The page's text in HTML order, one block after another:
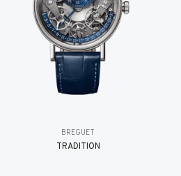
BREGUET
TRADITION